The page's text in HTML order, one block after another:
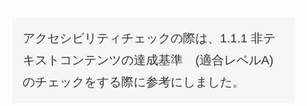
アクセシビリティチェックの際は、1.1.1 非テ
キストコンテンツの達成基準 (適合レベルA)
のチェックをする際に参考にしました。